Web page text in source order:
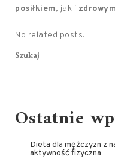
posiłkiem, jak i
No related posts.
Szukaj
Ostatnie
Dieta dla mężczyzn z
aktywność fizyczna